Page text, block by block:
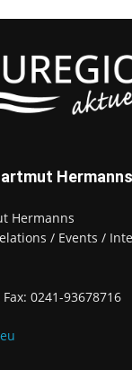
Hermanns
Hermanns
/ Events /
0241-93678716